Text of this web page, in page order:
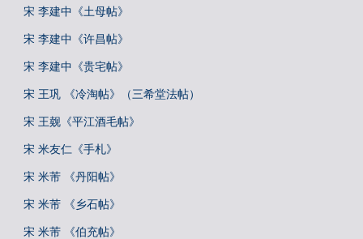
宋 李建中《土母帖》
宋 李建中《许昌帖》
宋 李建中《贵宅帖》
宋 王巩 《冷淘帖》（三希堂法帖）
宋 王觌《平江酒毛帖》
宋 米友仁《手札》
宋 米芾 《丹阳帖》
宋 米芾 《乡石帖》
宋 米芾 《伯充帖》